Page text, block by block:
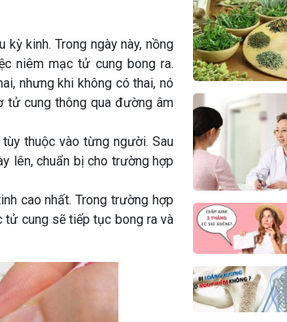
kinh. Trong ngày này, nồng
niêm mạc tử cung bong ra.
nhưng khi không có thai, nó
tử cung thông qua đường âm
thuộc vào từng người. Sau
lên, chuẩn bị cho trường hợp
cao nhất. Trong trường hợp
cung sẽ tiếp tục bong ra và